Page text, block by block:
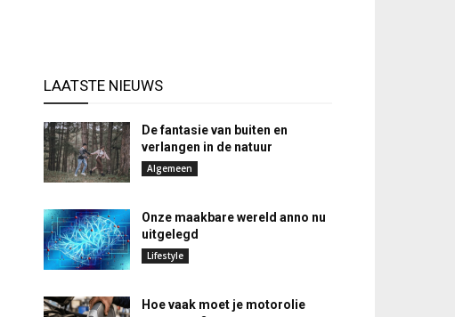
LAATSTE NIEUWS
De fantasie van buiten en
verlangen in de natuur
Algemeen
Onze maakbare wereld anno nu
uitgelegd
Lifestyle
Hoe vaak moet je motorolie